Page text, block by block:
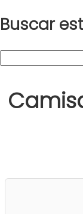
Buscar